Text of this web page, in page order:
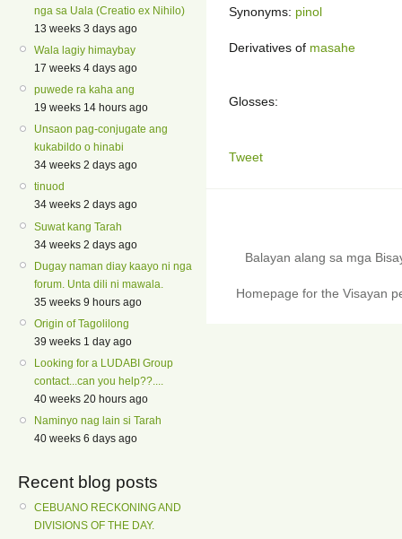
nga sa Uala (Creatio ex Nihilo)
13 weeks 3 days ago
Wala lagiy himaybay
17 weeks 4 days ago
puwede ra kaha ang
19 weeks 14 hours ago
Unsaon pag-conjugate ang
kukabildo o hinabi
34 weeks 2 days ago
tinuod
34 weeks 2 days ago
Suwat kang Tarah
34 weeks 2 days ago
Dugay naman diay kaayo ni nga
forum. Unta dili ni mawala.
35 weeks 9 hours ago
Origin of Tagolilong
39 weeks 1 day ago
Looking for a LUDABI Group
contact...can you help??....
40 weeks 20 hours ago
Naminyo nag lain si Tarah
40 weeks 6 days ago
Recent blog posts
CEBUANO RECKONING AND
DIVISIONS OF THE DAY.
Synonyms: pinol
Derivatives of masahe
Glosses:
Tweet
Balayan alang sa mga
Homepage for the Visayan